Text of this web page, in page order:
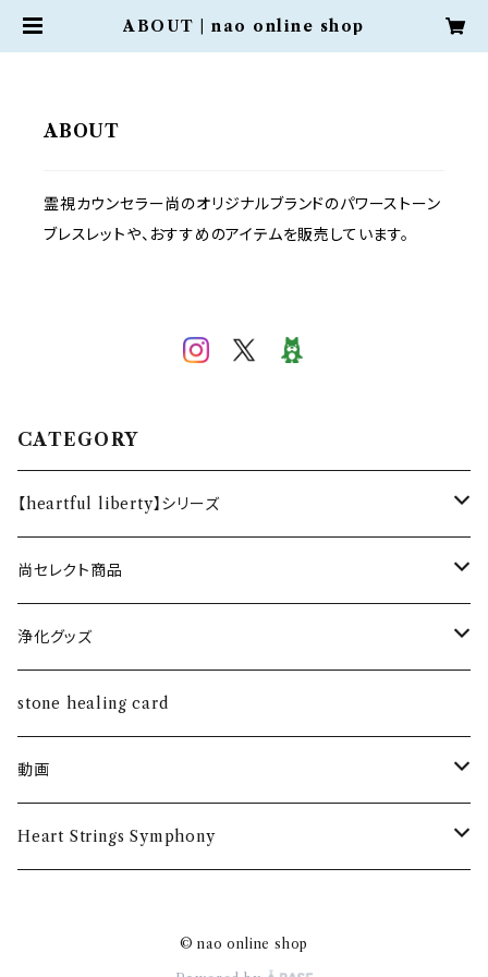
ABOUT | nao online shop
ABOUT
霊視カウンセラー尚のオリジナルブランドのパワーストーン
ブレスレットや、おすすめのアイテムを販売しています。
CATEGORY
【heartful liberty】シリーズ
オリジナルブレスレット
恋愛・結婚
健康
ホルダー
ペンダント
ダイヤ付き18Kペンダント
尚セレクト商品
ネックレス
silver925
浄化グッズ
さざれ水晶
stone healing card
動画
トークイベント
Heart Strings Symphony
© nao online shop